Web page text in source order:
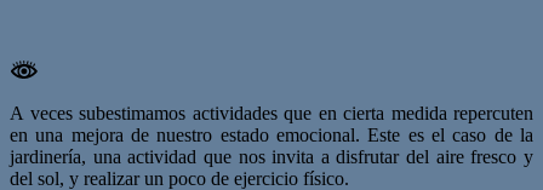
A veces subestimamos actividades que en cierta medida repercuten
en una mejora de nuestro estado emocional. Este es el caso de la
jardinería, una actividad que nos invita a disfrutar del aire fresco y
del sol, y realizar un poco de ejercicio físico.